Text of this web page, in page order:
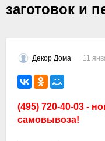
заготовок и
Декор Дома 11
(495) 720-40-03 -
самовывоза!